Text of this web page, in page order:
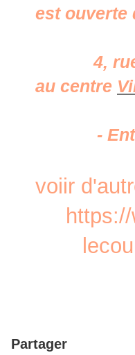
est ouverte
4,
au centre
-
voiir
Partager